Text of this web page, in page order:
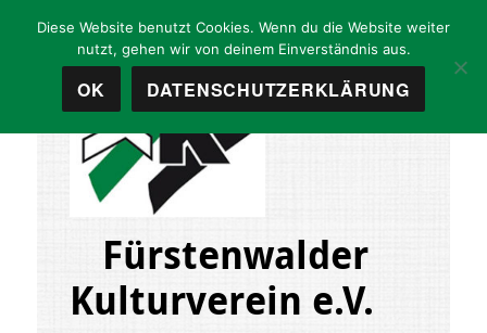
Fürstenwalder
Kulturverein e.V.
Diese Website benutzt Cookies. Wenn du die Website weiter
nutzt, gehen wir von deinem Einverständnis aus.
OK DATENSCHUTZERKLÄRUNG